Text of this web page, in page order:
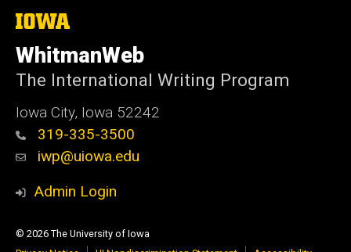
The
of
Iowa
WhitmanWeb
The International Writing Program
Iowa City, Iowa 52242
319-335-3500
iwp@uiowa.edu
Admin Login
© 2026 The University of Iowa